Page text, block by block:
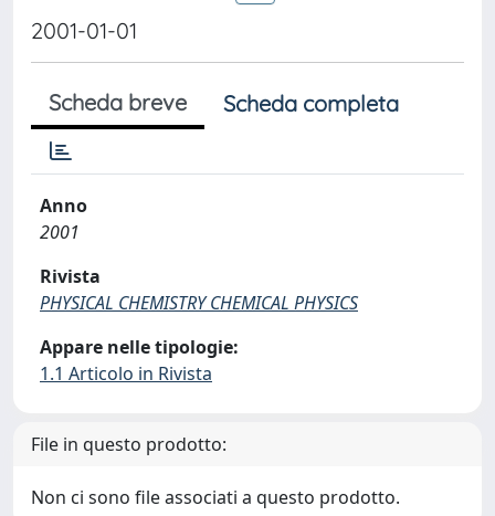
2001-01-01
Scheda breve Scheda completa
Anno
2001
Rivista
PHYSICAL CHEMISTRY CHEMICAL PHYSICS
Appare nelle tipologie:
1.1 Articolo in Rivista
File in questo prodotto:
Non ci sono file associati a questo prodotto.